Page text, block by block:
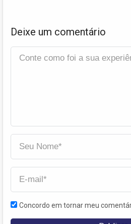
Deixe um comentário
Concordo em tornar meu